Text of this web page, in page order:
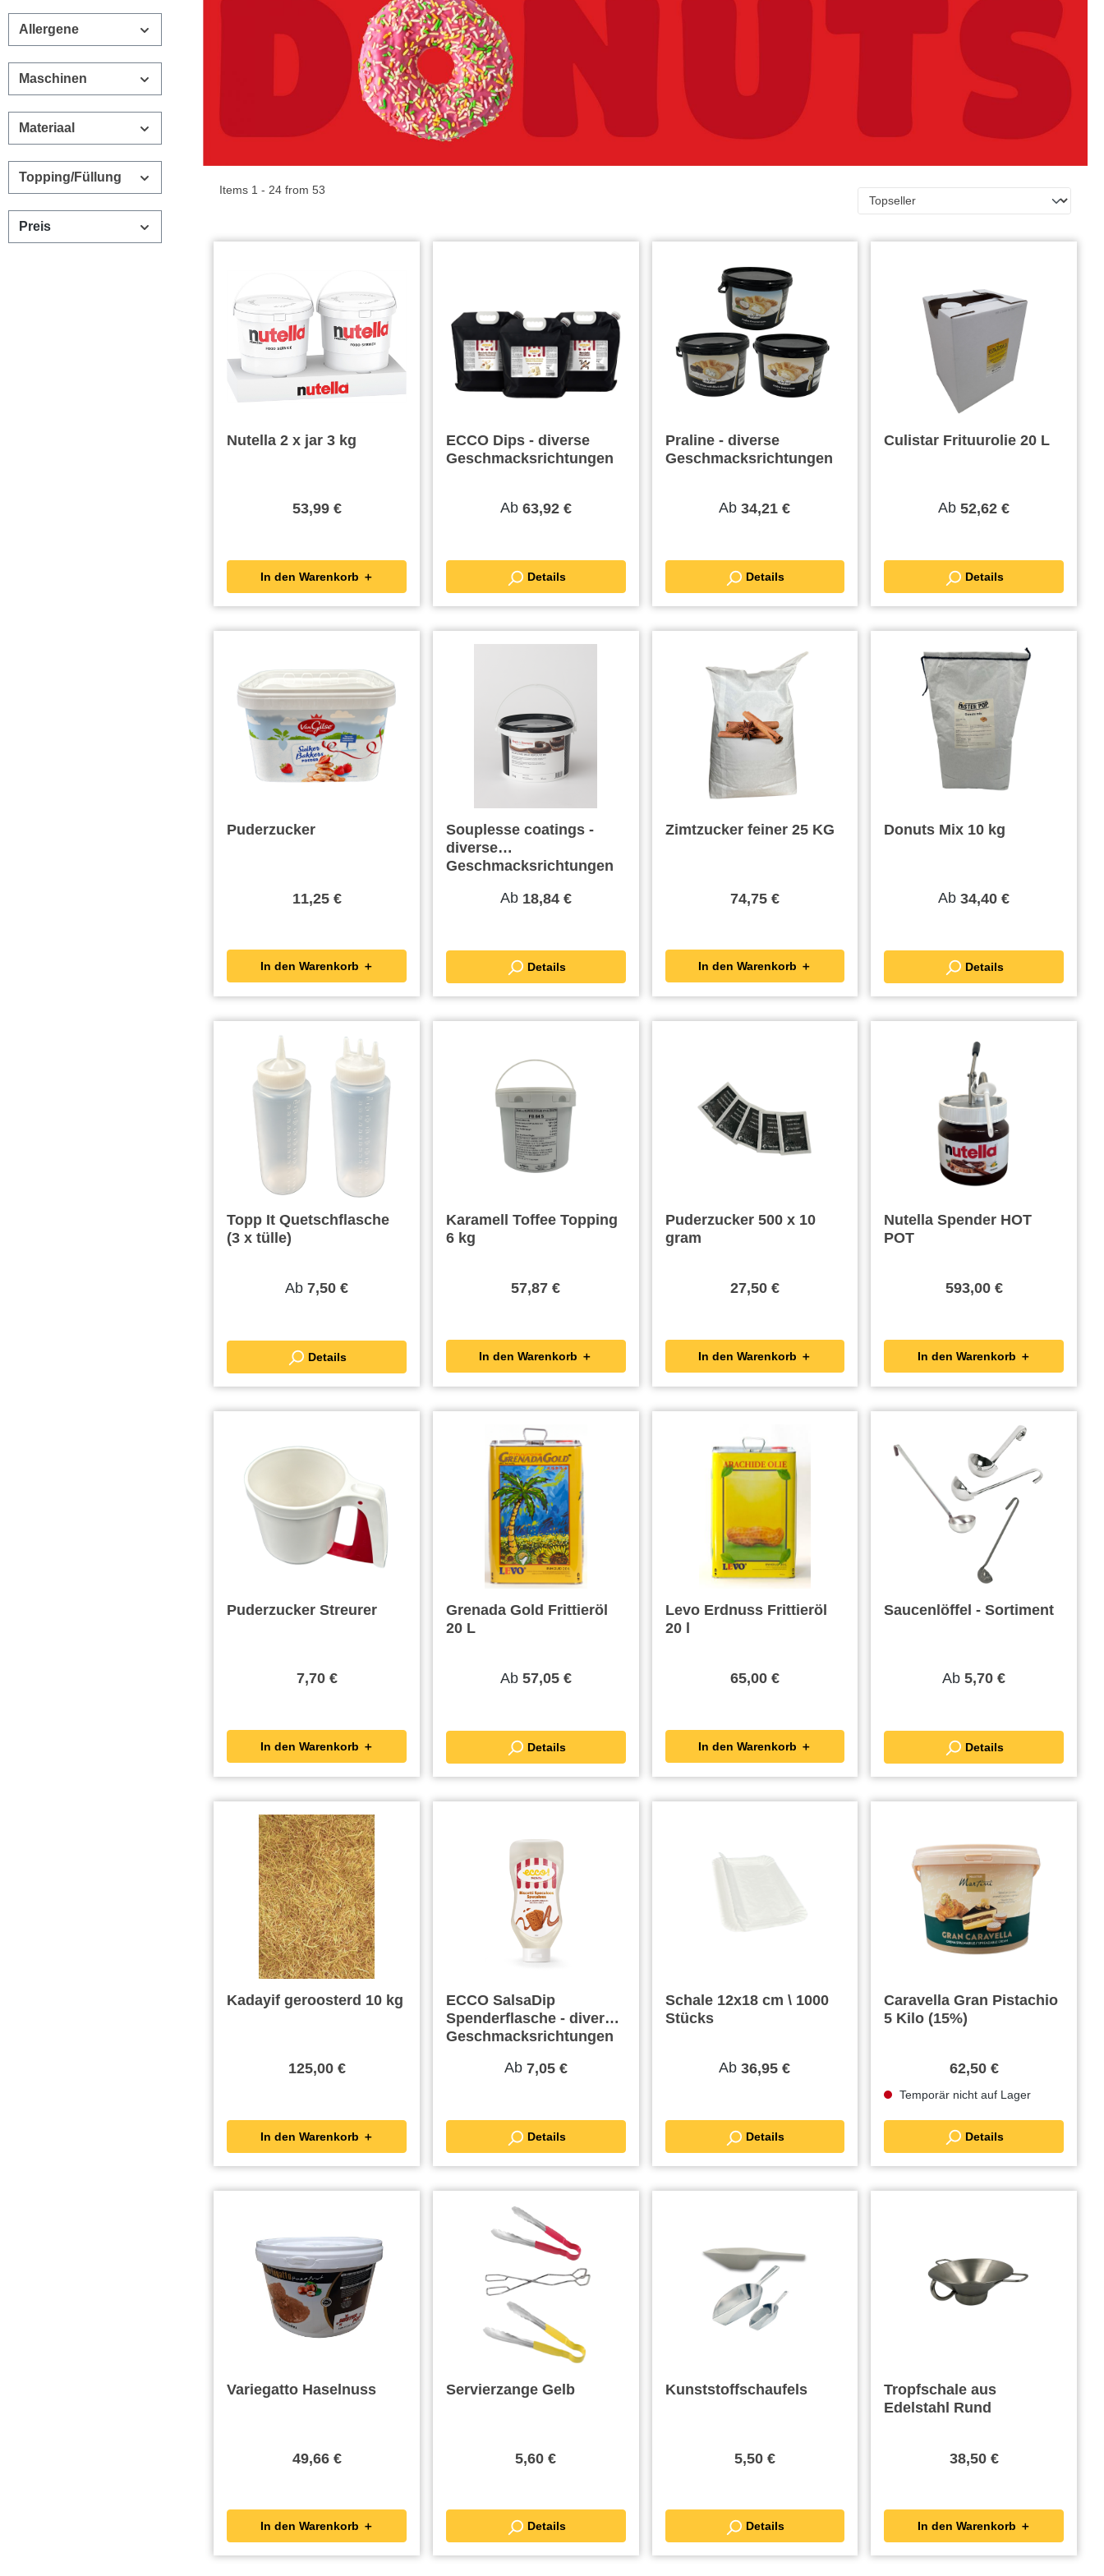
Allergene
Maschinen
Materiaal
Topping/Füllung
Preis
Items 1 - 24 from 53
Nutella 2 x jar 3 kg
53,99 €
In den Warenkorb ＋
ECCO Dips - diverse
Geschmacksrichtungen
Ab 63,92 €
Details
Praline - diverse
Geschmacksrichtungen
Ab 34,21 €
Details
Culistar Frituurolie 20 L
Ab 52,62 €
Details
Puderzucker
11,25 €
In den Warenkorb ＋
Souplesse coatings -
diverse
Geschmacksrichtungen
Ab 18,84 €
Details
Zimtzucker feiner 25 KG
74,75 €
In den Warenkorb ＋
Donuts Mix 10 kg
Ab 34,40 €
Details
Topp It Quetschflasche
(3 x tülle)
Ab 7,50 €
Details
Karamell Toffee Topping
6 kg
57,87 €
In den Warenkorb ＋
Puderzucker 500 x 10
gram
27,50 €
In den Warenkorb ＋
Nutella Spender HOT
POT
593,00 €
In den Warenkorb ＋
Puderzucker Streurer
7,70 €
In den Warenkorb ＋
Grenada Gold Frittieröl
20 L
Ab 57,05 €
Details
Levo Erdnuss Frittieröl
20 l
65,00 €
In den Warenkorb ＋
Saucenlöffel - Sortiment
Ab 5,70 €
Details
Kadayif geroosterd 10 kg
125,00 €
In den Warenkorb ＋
ECCO SalsaDip
Spenderflasche - diverse
Geschmacksrichtungen
Ab 7,05 €
Details
Schale 12x18 cm \ 1000
Stücks
Ab 36,95 €
Details
Caravella Gran Pistachio
5 Kilo (15%)
62,50 €
Temporär nicht auf Lager
Details
Variegatto Haselnuss
49,66 €
In den Warenkorb ＋
Servierzange Gelb
5,60 €
Details
Kunststoffschaufels
5,50 €
Details
Tropfschale aus
Edelstahl Rund
38,50 €
In den Warenkorb ＋